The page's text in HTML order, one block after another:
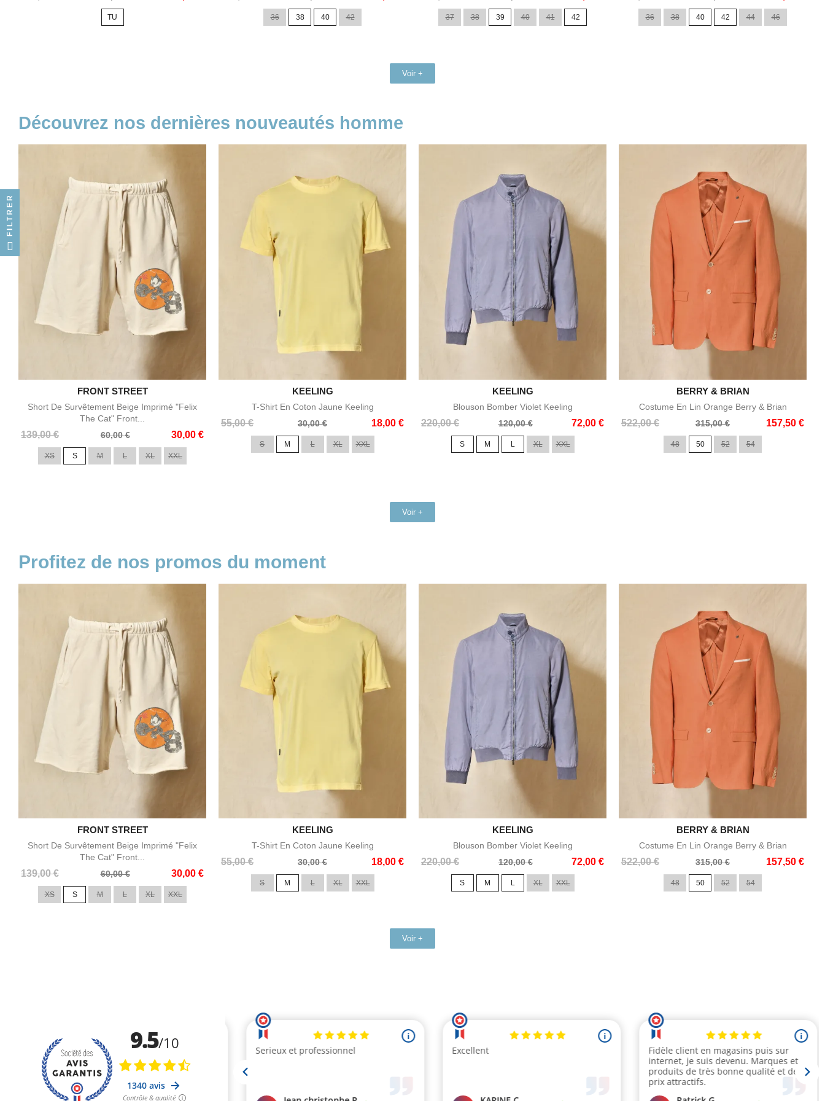
TU 36 38 40 42 37 38 39 40 41 42 36 38 40 42 44 46
Voir +
Découvrez nos dernières nouveautés homme
Aperçu rapide
FRONT STREET
Short De Survêtement Beige Imprimé "Felix
The Cat" Front...
139,00 €
Prix
60,00 € 30,00 €
Prix
XS S M L XL XXL
Aperçu rapide
KEELING
T-Shirt En Coton Jaune Keeling
55,00 €
Prix
30,00 € 18,00 €
Prix
S M L XL XXL
Aperçu rapide
KEELING
Blouson Bomber Violet Keeling
220,00 €
Prix
120,00 € 72,00 €
Prix
S M L XL XXL
Aperçu rapide
BERRY & BRIAN
Costume En Lin Orange Berry & Brian
522,00 €
Prix
315,00 € 157,50 €
Prix
48 50 52 54
Voir +
Profitez de nos promos du moment
Aperçu rapide
FRONT STREET
Short De Survêtement Beige Imprimé "Felix
The Cat" Front...
139,00 €
Prix
60,00 € 30,00 €
Prix
XS S M L XL XXL
Aperçu rapide
KEELING
T-Shirt En Coton Jaune Keeling
55,00 €
Prix
30,00 € 18,00 €
Prix
S M L XL XXL
Aperçu rapide
KEELING
Blouson Bomber Violet Keeling
220,00 €
Prix
120,00 € 72,00 €
Prix
S M L XL XXL
Aperçu rapide
BERRY & BRIAN
Costume En Lin Orange Berry & Brian
522,00 €
Prix
315,00 € 157,50 €
Prix
48 50 52 54
Voir +
FILTRER